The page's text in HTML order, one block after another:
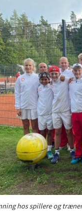
hos spillere og